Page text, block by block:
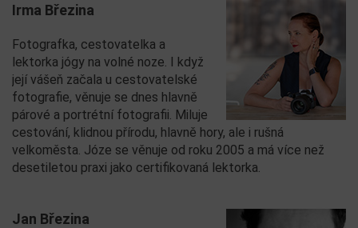
Irma Březina
Fotografka, cestovatelka a
lektorka jógy na volné noze. I když
její vášeň začala u cestovatelské
fotografie, věnuje se dnes hlavně
párové a portrétní fotografii. Miluje
cestování, klidnou přírodu, hlavně hory, ale i rušná
velkoměsta. Józe se věnuje od roku 2005 a má více než
desetiletou praxi jako certifikovaná lektorka.
Jan Březina